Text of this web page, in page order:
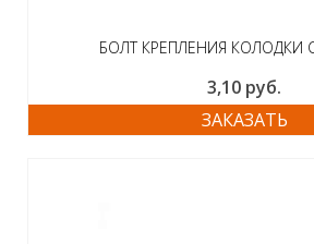
БОЛТ КРЕПЛЕНИЯ КОЛОДКИ
3,10 руб.
ЗАКАЗАТЬ